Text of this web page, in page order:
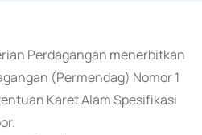
Perdagangan menerbitkan
(Permendag) Nomor 1
Karet Alam Spesifikasi